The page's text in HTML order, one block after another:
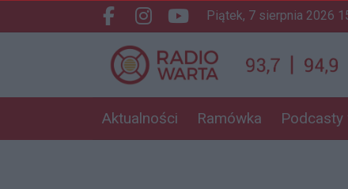
Facebook.com
Instagram.com
Youtube.com
piątek, 7 sierpnia 2026
Aktualności Ramówka Podcasty